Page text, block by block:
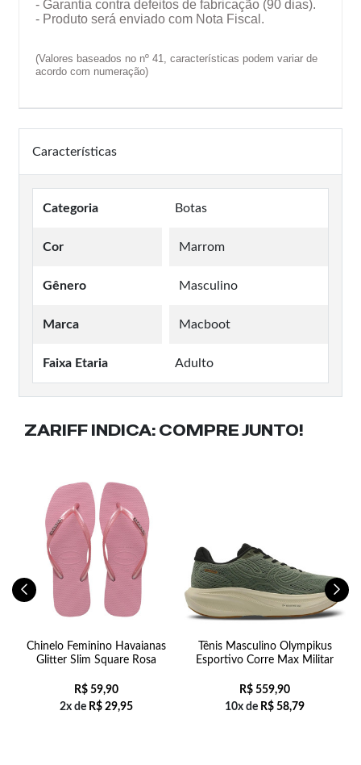
- Garantia contra defeitos de fabricação (90 dias).
- Produto será enviado com Nota Fiscal.
(Valores baseados no nº 41, características podem variar de
acordo com numeração)
Características
Categoria Botas
Cor Marrom
Gênero Masculino
Marca Macboot
Faixa Etaria Adulto
ZARIFF INDICA: COMPRE JUNTO!
Chinelo Feminino Havaianas
Glitter Slim Square Rosa
R$ 59,90
2x de R$ 29,95
Tênis Masculino Olympikus
Esportivo Corre Max Militar
R$ 559,90
10x de R$ 58,79